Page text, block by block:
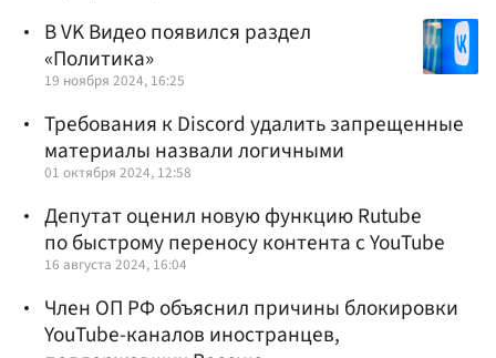
В VK Видео появился раздел
«Политика»
19 ноября 2024, 16:25
Требования к Discord удалить запрещенные
материалы назвали логичными
01 октября 2024, 12:58
Депутат оценил новую функцию Rutube
по быстрому переносу контента с YouTube
16 августа 2024, 16:04
Член ОП РФ объяснил причины блокировки
YouTube-каналов иностранцев,